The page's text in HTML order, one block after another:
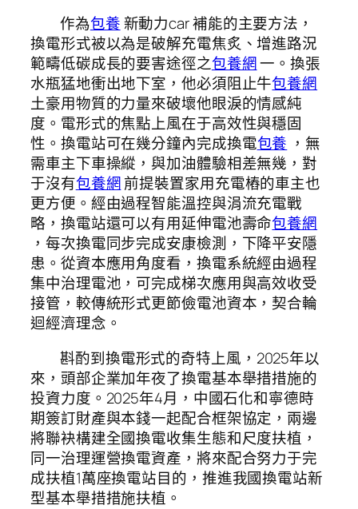
作為包養新動力car 補能的主要方法，
換電形式被以為是破解充電焦炙、增進路況
範疇低碳成長的要害途徑之包養網一。換張
水瓶猛地衝出地下室，他必須阻止牛包養網
土豪用物質的力量來破壞他眼淚的情感純
度。電形式的焦點上風在于高效性與穩固
性。換電站可在幾分鐘內完成換電包養 ，無
需車主下車操縱，與加油體驗相差無幾，對
于沒有包養網前提裝置家用充電樁的車主也
更方便。經由過程智能溫控與涓流充電戰
略，換電站還可以有用延伸電池壽命包養網
，每次換電同步完成安康檢測，下降平安隱
患。從資本應用角度看，換電系統經由過程
集中治理電池，可完成梯次應用與高效收受
接管，較傳統形式更節儉電池資本，契合輪
迴經濟理念。
斟酌到換電形式的奇特上風，2025年以
來，頭部企業加年夜了換電基本舉措措施的
投資力度。2025年4月，中國石化和寧德時
期簽訂財產與本錢一起配合框架協定，兩邊
將聯袂構建全國換電收集生態和尺度扶植，
同一治理運營換電資產，將來配合努力于完
成扶植1萬座換電站目的，推進我國換電站新
型基本舉措措施扶植。